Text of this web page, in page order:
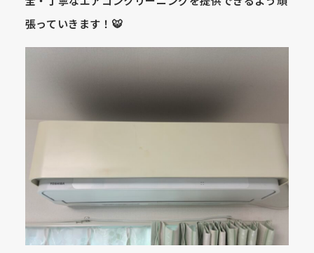
張っていきます！🐯